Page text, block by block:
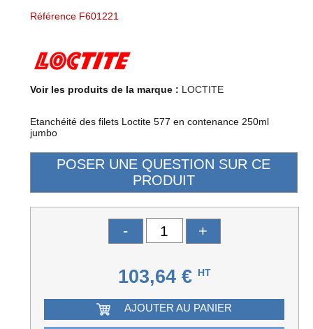
Référence F601221
Voir les produits de la marque : LOCTITE
Etanchéité des filets Loctite 577 en contenance 250ml
jumbo
- +
103,64 € HT
AJOUTER AU PANIER